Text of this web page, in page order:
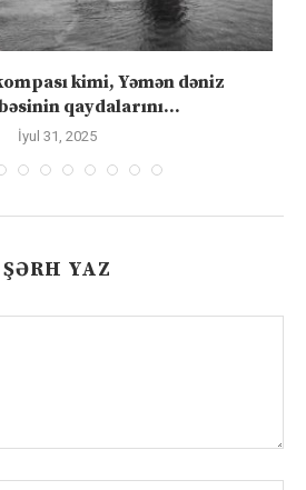
kimi, Yəmən dəniz
qaydalarını...
İyul 31, 2025
ŞƏRH YAZ